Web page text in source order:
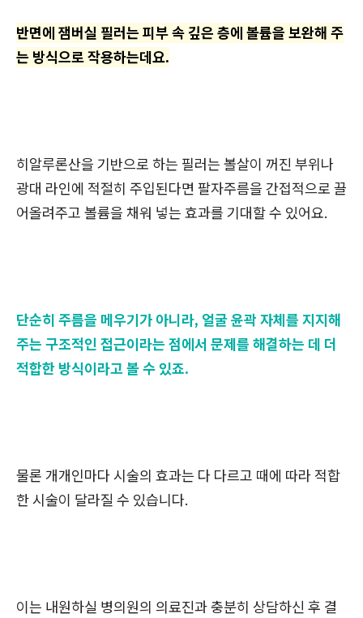
반면에 잼버실 필러는 피부 속 깊은 층에 볼륨을 보완해 주
는 방식으로 작용하는데요.
히알루론산을 기반으로 하는 필러는 볼살이 꺼진 부위나
광대 라인에 적절히 주입된다면 팔자주름을 간접적으로 끌
어올려주고 볼륨을 채워 넣는 효과를 기대할 수 있어요.
단순히 주름을 메우기가 아니라, 얼굴 윤곽 자체를 지지해
주는 구조적인 접근이라는 점에서 문제를 해결하는 데 더
적합한 방식이라고 볼 수 있죠.
물론 개개인마다 시술의 효과는 다 다르고 때에 따라 적합
한 시술이 달라질 수 있습니다.
이는 내원하실 병의원의 의료진과 충분히 상담하신 후 결